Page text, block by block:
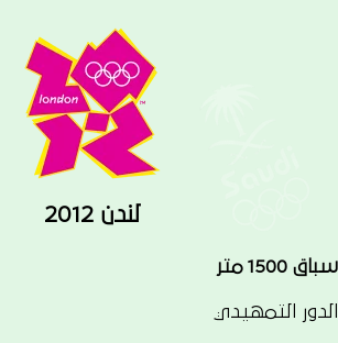
لندن 2012
سباق 1500 متر
الدور التمهيدي